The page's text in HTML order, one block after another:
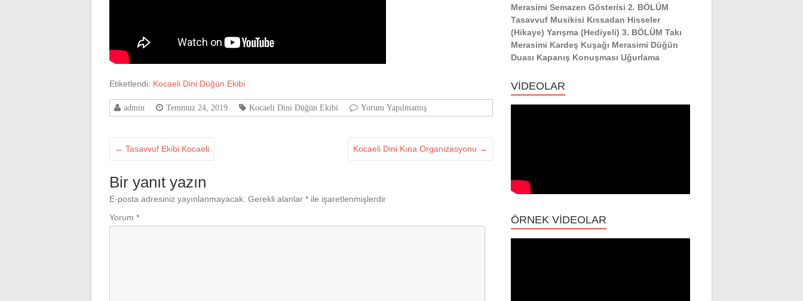
Etiketlendi: Kocaeli Dini Düğün Ekibi
admin Temmuz 24, 2019 Kocaeli Dini Düğün Ekibi Yorum Yapılmamış
← Tasavvuf Ekibi Kocaeli Kocaeli Dini Kına Organizasyonu →
Bir yanıt yazın
E-posta adresiniz yayınlanmayacak. Gerekli alanlar * ile işaretlenmişlerdir
Yorum *
Merasimi Semazen Gösterisi 2. BÖLÜM
Tasavvuf Musikisi Kıssadan Hisseler
(Hikaye) Yarışma (Hediyeli) 3. BÖLÜM Takı
Merasimi Kardeş Kuşağı Merasimi Düğün
Duası Kapanış Konuşması Uğurlama
VİDEOLAR
ÖRNEK VİDEOLAR